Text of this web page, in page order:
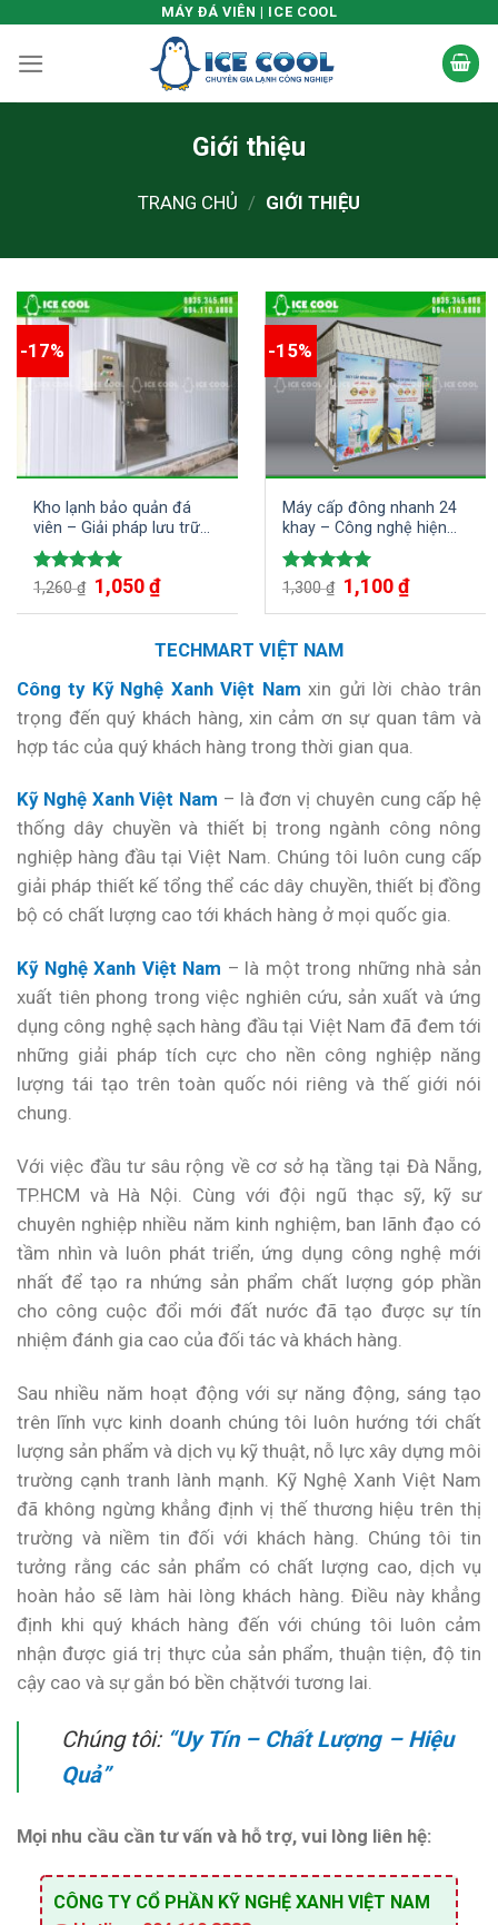
content
MÁY ĐÁ VIÊN | ICE COOL
Giới thiệu
TRANG CHỦ / GIỚI THIỆU
-17%
Kho lạnh bảo quản đá
viên – Giải pháp lưu trữ
hiệu quả, giữ đá viên tinh
khiết dài lâu
Được xếp
5.00
1,260₫ 1,050₫
-15%
Máy cấp đông nhanh 24
khay – Công nghệ hiện
đại, hiệu suất vượt trội
Được xếp
5.00
1,300₫ 1,100₫
TECHMART VIỆT NAM
Công ty Kỹ Nghệ Xanh Việt Nam xin gửi lời chào trân
trọng đến quý khách hàng, xin cảm ơn sự quan tâm và
hợp tác của quý khách hàng trong thời gian qua.
Kỹ Nghệ Xanh Việt Nam – là đơn vị chuyên cung cấp hệ
thống dây chuyền và thiết bị trong ngành công nông
nghiệp hàng đầu tại Việt Nam. Chúng tôi luôn cung cấp
giải pháp thiết kế tổng thể các dây chuyền, thiết bị đồng
bộ có chất lượng cao tới khách hàng ở mọi quốc gia.
Kỹ Nghệ Xanh Việt Nam – là một trong những nhà sản
xuất tiên phong trong việc nghiên cứu, sản xuất và ứng
dụng công nghệ sạch hàng đầu tại Việt Nam đã đem tới
những giải pháp tích cực cho nền công nghiệp năng
lượng tái tạo trên toàn quốc nói riêng và thế giới nói
chung.
Với việc đầu tư sâu rộng về cơ sở hạ tầng tại Đà Nẵng,
TP.HCM và Hà Nội. Cùng với đội ngũ thạc sỹ, kỹ sư
chuyên nghiệp nhiều năm kinh nghiệm, ban lãnh đạo có
tầm nhìn và luôn phát triển, ứng dụng công nghệ mới
nhất để tạo ra nhứng sản phẩm chất lượng góp phần
cho công cuộc đổi mới đất nước đã tạo được sự tín
nhiệm đánh gia cao của đối tác và khách hàng.
Sau nhiều năm hoạt động với sự năng động, sáng tạo
trên lĩnh vực kinh doanh chúng tôi luôn hướng tới chất
lượng sản phẩm và dịch vụ kỹ thuật, nỗ lực xây dựng môi
trường cạnh tranh lành mạnh. Kỹ Nghệ Xanh Việt Nam
đã không ngừng khẳng định vị thế thương hiệu trên thị
trường và niềm tin đối với khách hàng. Chúng tôi tin
tưởng rằng các sản phẩm có chất lượng cao, dịch vụ
hoàn hảo sẽ làm hài lòng khách hàng. Điều này khẳng
định khi quý khách hàng đến với chúng tôi luôn cảm
nhận được giá trị thực của sản phẩm, thuận tiện, độ tin
cậy cao và sự gắn bó bền chặtvới tương lai.
Chúng tôi: “Uy Tín – Chất Lượng – Hiệu
Quả”
Mọi nhu cầu cần tư vấn và hỗ trợ, vui lòng liên hệ:
CÔNG TY CỔ PHẦN KỸ NGHỆ XANH VIỆT NAM